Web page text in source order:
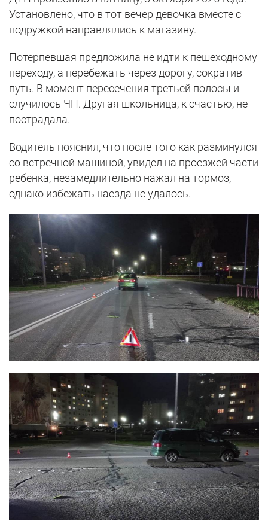
Установлено, что в тот вечер девочка вместе с
подружкой направлялись к магазину.
Потерпевшая предложила не идти к пешеходному
переходу, а перебежать через дорогу, сократив
путь. В момент пересечения третьей полосы и
случилось ЧП. Другая школьница, к счастью, не
пострадала.
Водитель пояснил, что после того как разминулся
со встречной машиной, увидел на проезжей части
ребенка, незамедлительно нажал на тормоз,
однако избежать наезда не удалось.